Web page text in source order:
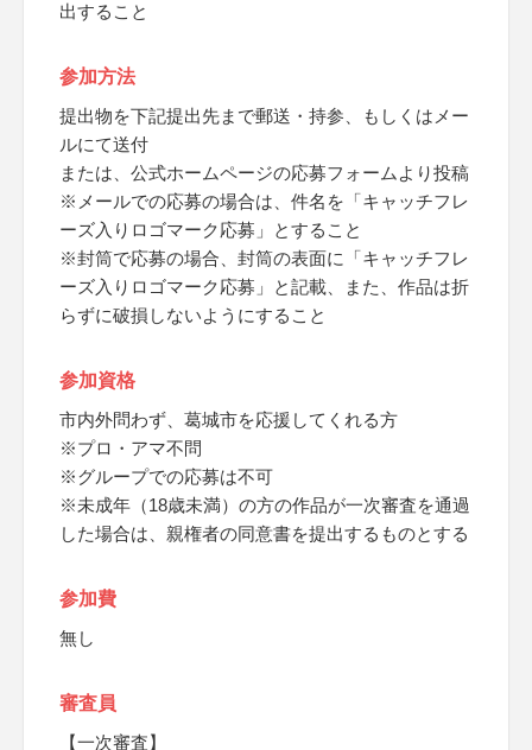
出すること
参加方法
提出物を下記提出先まで郵送・持参、もしくはメー
ルにて送付
または、公式ホームページの応募フォームより投稿
※メールでの応募の場合は、件名を「キャッチフレ
ーズ入りロゴマーク応募」とすること
※封筒で応募の場合、封筒の表面に「キャッチフレ
ーズ入りロゴマーク応募」と記載、また、作品は折
らずに破損しないようにすること
参加資格
市内外問わず、葛城市を応援してくれる方
※プロ・アマ不問
※グループでの応募は不可
※未成年（18歳未満）の方の作品が一次審査を通過
した場合は、親権者の同意書を提出するものとする
参加費
無し
審査員
【一次審査】